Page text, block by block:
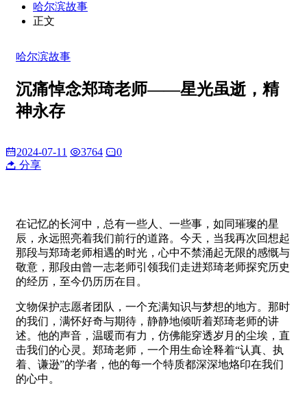
哈尔滨故事
正文
哈尔滨故事
沉痛悼念郑琦老师——星光虽逝，精
神永存
2024-07-11 3764
0
分享
在记忆的长河中，总有一些人、一些事，如同璀璨的星
辰，永远照亮着我们前行的道路。今天，当我再次回想起
那段与郑琦老师相遇的时光，心中不禁涌起无限的感慨与
敬意，那段由曾一志老师引领我们走进郑琦老师探究历史
的经历，至今仍历历在目。
文物保护志愿者团队，一个充满知识与梦想的地方。那时
的我们，满怀好奇与期待，静静地倾听着郑琦老师的讲
述。他的声音，温暖而有力，仿佛能穿透岁月的尘埃，直
击我们的心灵。郑琦老师，一个用生命诠释着“认真、执
着、谦逊”的学者，他的每一个特质都深深地烙印在我们
的心中。